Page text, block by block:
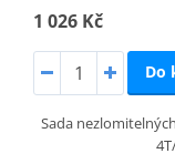
1 026 Kč
Do
Sada